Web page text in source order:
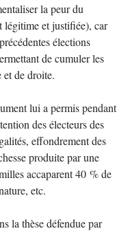
la peur du
légitime et justifiée), car
élections
de cumuler les
et de droite.
lui a permis pendant
des électeurs des
effondrement des
produite par une
accaparent 40 % de
etc.
la thèse défendue par